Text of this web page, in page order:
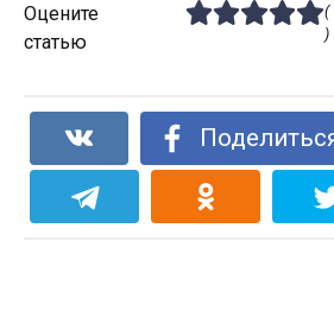
Оцените
статью
(
)